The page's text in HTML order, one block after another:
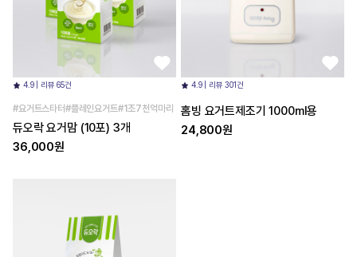
4.9 | 리뷰 65건
#요거트스타터#플레인요거트#1조7천억마리
듀오락 요거맘 (10포) 3개
36,000원
4.9 | 리뷰 301건
홈빙 요거트제조기 1000ml용
24,800원